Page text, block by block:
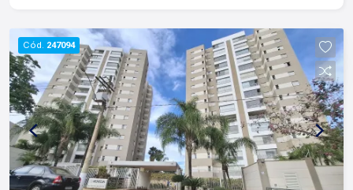
verdadeiro sentido de tudo que fazemos. Todos
os dias construímos laços fortes e indeléveis
com nossos proprietários e clientes. Somos uma
imobiliária que equilibra a tradicionalidade com o
arrojo e a força comercial da atualidade. A Lago é
sua principal imobiliária em Ribeirão Preto
Cód. 247094